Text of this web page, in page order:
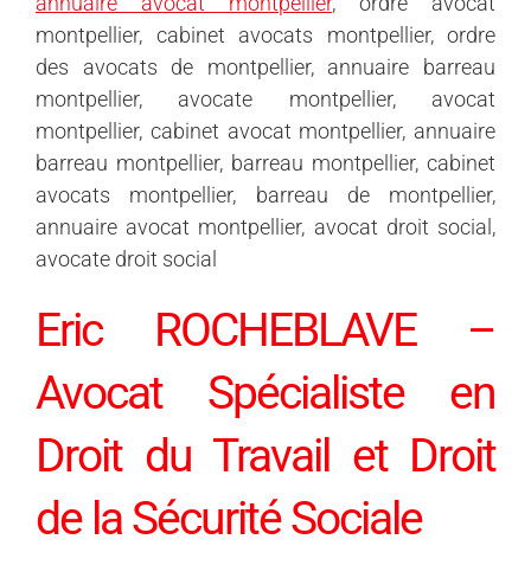
montpellier, cabinet avocats montpellier, ordre
des avocats de montpellier, annuaire barreau
montpellier, avocate montpellier, avocat
montpellier, cabinet avocat montpellier, annuaire
barreau montpellier, barreau montpellier, cabinet
avocats montpellier, barreau de montpellier,
annuaire avocat montpellier, avocat droit social,
avocate droit social
Eric ROCHEBLAVE –
Avocat Spécialiste en
Droit du Travail et Droit
de la Sécurité Sociale